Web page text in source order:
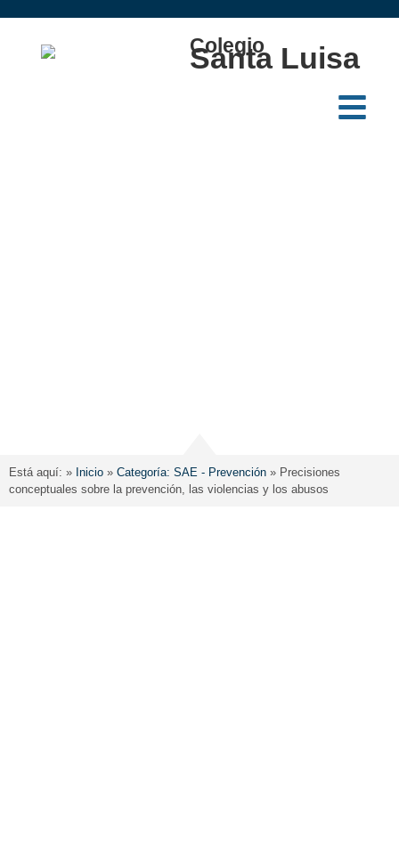
Colegio
Santa Luisa
Está aquí: » Inicio » Categoría: SAE - Prevención » Precisiones
conceptuales sobre la prevención, las violencias y los abusos